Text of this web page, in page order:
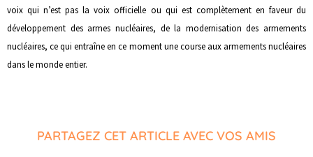
voix qui n’est pas la voix officielle ou qui est complètement en faveur du
développement des armes nucléaires, de la modernisation des armements
nucléaires, ce qui entraîne en ce moment une course aux armements nucléaires
dans le monde entier.
PARTAGEZ CET ARTICLE AVEC VOS AMIS